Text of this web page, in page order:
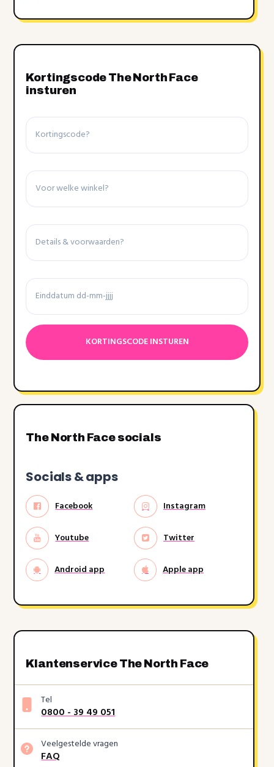
Kortingscode The North Face
insturen
Kortingscode
Winkel
Details
voorwaarden
Einddatum
Datumnotatie:DD
dash
MM
dash
The North Face socials
Socials & apps
Facebook Instagram
Youtube Twitter
Android app Apple app
Klantenservice The North Face
Tel
0800 - 39 49 051
Veelgestelde vragen
FAQ